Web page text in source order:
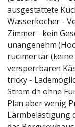
ausgestattete
Wasserkocher -
Zimmer - kein
unangenehm
rudimentär (keine
versperrbaren
tricky -
Strom dh ohne
Plan aber wenig
Lärmbelästigung